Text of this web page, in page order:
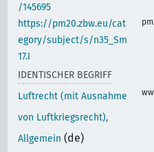
/145695
https://pm20.zbw.eu/cat
egory/subject/s/n35_Sm
17.I
IDENTISCHER BEGRIFF
Luftrecht (mit Ausnahme
von Luftkriegsrecht),
Allgemein (de)